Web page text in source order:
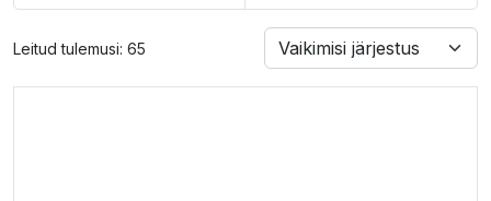
Leitud tulemusi: 65